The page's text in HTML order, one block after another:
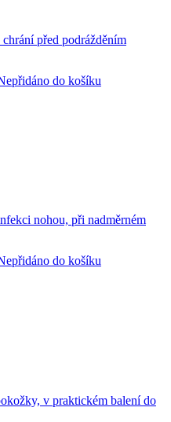
před podrážděním
do košíku
nohou, při nadměrném
do košíku
v praktickém balení do